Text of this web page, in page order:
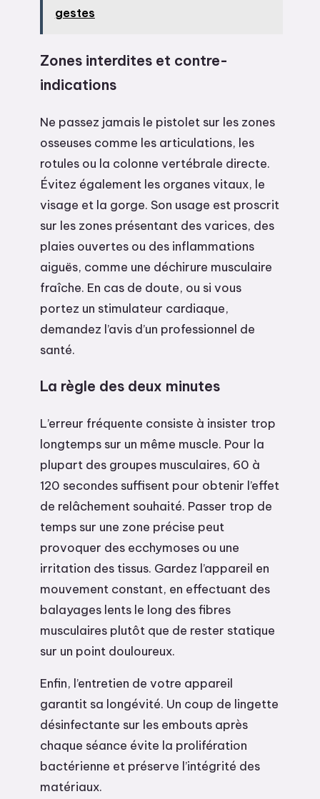
gestes
Zones interdites et contre-
indications
Ne passez jamais le pistolet sur les zones
osseuses comme les articulations, les
rotules ou la colonne vertébrale directe.
Évitez également les organes vitaux, le
visage et la gorge. Son usage est proscrit
sur les zones présentant des varices, des
plaies ouvertes ou des inflammations
aiguës, comme une déchirure musculaire
fraîche. En cas de doute, ou si vous
portez un stimulateur cardiaque,
demandez l’avis d’un professionnel de
santé.
La règle des deux minutes
L’erreur fréquente consiste à insister trop
longtemps sur un même muscle. Pour la
plupart des groupes musculaires, 60 à
120 secondes suffisent pour obtenir l’effet
de relâchement souhaité. Passer trop de
temps sur une zone précise peut
provoquer des ecchymoses ou une
irritation des tissus. Gardez l’appareil en
mouvement constant, en effectuant des
balayages lents le long des fibres
musculaires plutôt que de rester statique
sur un point douloureux.
Enfin, l’entretien de votre appareil
garantit sa longévité. Un coup de lingette
désinfectante sur les embouts après
chaque séance évite la prolifération
bactérienne et préserve l’intégrité des
matériaux.